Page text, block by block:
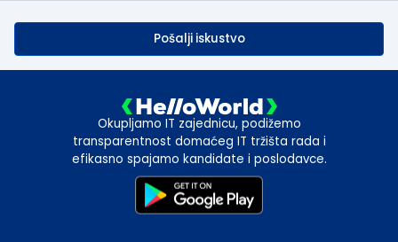
Pošalji iskustvo
Okupljamo IT zajednicu, podižemo
transparentnost domaćeg IT tržišta rada i
efikasno spajamo kandidate i poslodavce.